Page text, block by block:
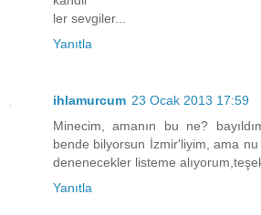
ler sevgiler...
Yanıtla
ihlamurcum 23 Ocak 2013 17:59
Minecim, amanın bu ne?
bende bilyorsun İzmir'liyim, ama nu
denenecekler listeme
Yanıtla